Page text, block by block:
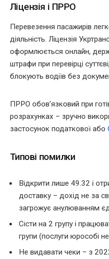
Ліцензія і ПРРО
Перевезення пасажирів
діяльність. Ліцензія
оформлюється онлайн,
штрафи при перевірці
блокують водіїв без
ПРРО обов’язковий при
розрахунках – зручно
застосунок податкової або
Типові помилки
Відкрити лише 49.32 і
доставку – дохід не за
загрожує анулюванням
Сісти на 2 групу і
групи (послуги юрособі
Не видавати чеки – з